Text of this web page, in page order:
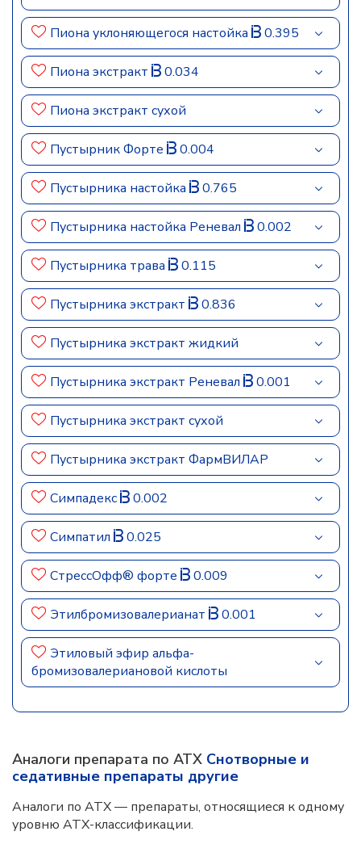
Пиона уклоняющегося настойка 0.395
Пиона экстракт 0.034
Пиона экстракт сухой
Пустырник Форте 0.004
Пустырника настойка 0.765
Пустырника настойка Реневал 0.002
Пустырника трава 0.115
Пустырника экстракт 0.836
Пустырника экстракт жидкий
Пустырника экстракт Реневал 0.001
Пустырника экстракт сухой
Пустырника экстракт ФармВИЛАР
Симпадекс 0.002
Симпатил 0.025
СтрессОфф® форте 0.009
Этилбромизовалерианат 0.001
Этиловый эфир альфа-
бромизовалериановой кислоты
Аналоги препарата по АТХ Снотворные и
седативные препараты другие
Аналоги по АТХ — препараты, относящиеся к одному
уровню АТХ-классификации.